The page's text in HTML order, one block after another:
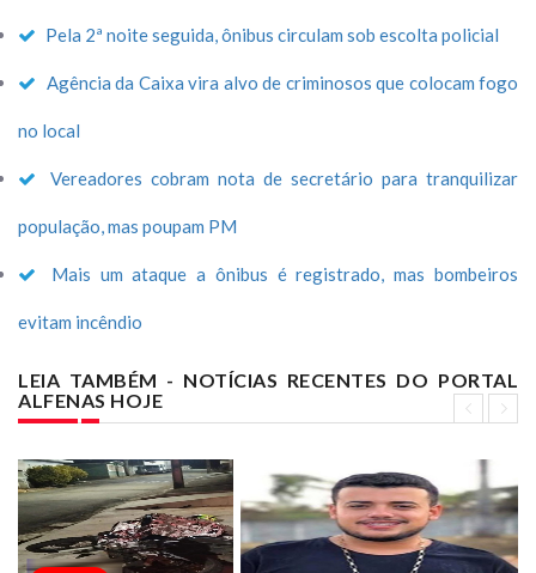
Pela 2ª noite seguida, ônibus circulam sob escolta policial
Agência da Caixa vira alvo de criminosos que colocam fogo
no local
Vereadores cobram nota de secretário para tranquilizar
população, mas poupam PM
Mais um ataque a ônibus é registrado, mas bombeiros
evitam incêndio
LEIA TAMBÉM - NOTÍCIAS RECENTES DO PORTAL
ALFENAS HOJE